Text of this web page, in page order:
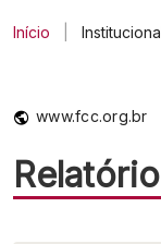
Início
www.fcc.org.br